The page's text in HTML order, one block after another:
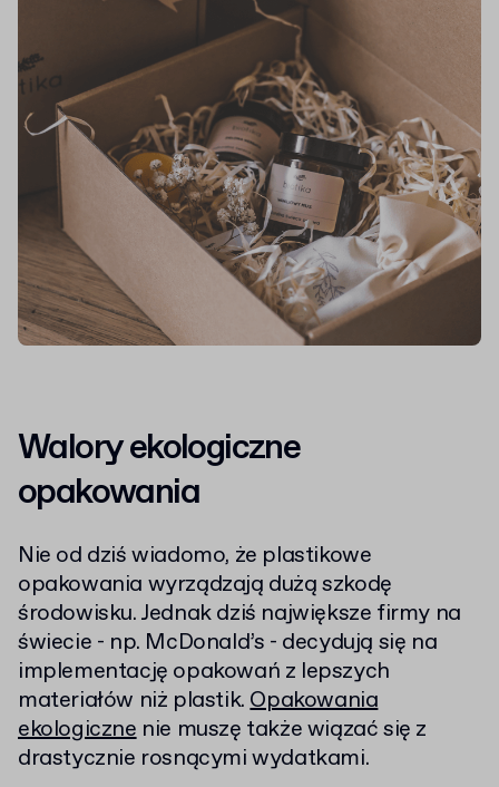
Walory ekologiczne
opakowania
Nie od dziś wiadomo, że plastikowe
opakowania wyrządzają dużą szkodę
środowisku. Jednak dziś największe firmy na
świecie - np. McDonald’s - decydują się na
implementację opakowań z lepszych
materiałów niż plastik.Opakowania
ekologicznenie muszę także wiązać się z
drastycznie rosnącymi wydatkami.